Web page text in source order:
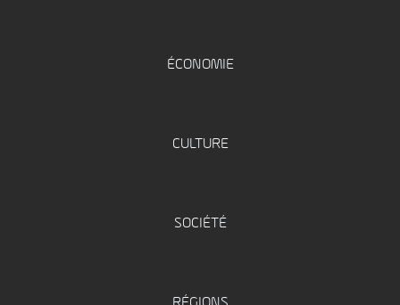
ÉCONOMIE
CULTURE
SOCIÉTÉ